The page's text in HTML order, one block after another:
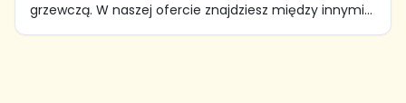
grzewczą. W naszej ofercie znajdziesz między innymi...